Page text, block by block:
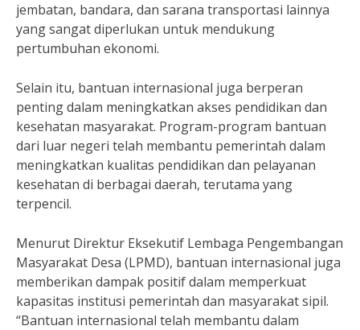
jembatan, bandara, dan sarana transportasi lainnya
yang sangat diperlukan untuk mendukung
pertumbuhan ekonomi.
Selain itu, bantuan internasional juga berperan
penting dalam meningkatkan akses pendidikan dan
kesehatan masyarakat. Program-program bantuan
dari luar negeri telah membantu pemerintah dalam
meningkatkan kualitas pendidikan dan pelayanan
kesehatan di berbagai daerah, terutama yang
terpencil.
Menurut Direktur Eksekutif Lembaga Pengembangan
Masyarakat Desa (LPMD), bantuan internasional juga
memberikan dampak positif dalam memperkuat
kapasitas institusi pemerintah dan masyarakat sipil.
“Bantuan internasional telah membantu dalam